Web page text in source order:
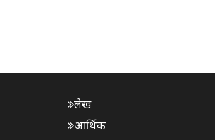
लेख
आर्थिक